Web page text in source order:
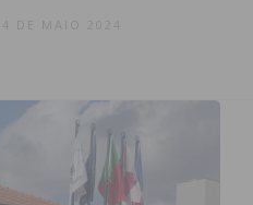
24 DE MAIO 2024